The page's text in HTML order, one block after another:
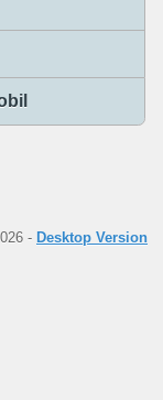
- Desktop Version